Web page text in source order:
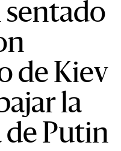
sentado
de Kiev
la
de Putin